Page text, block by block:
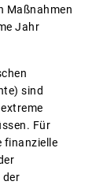
Maßnahmen
Jahr
sind
Für
finanzielle
der